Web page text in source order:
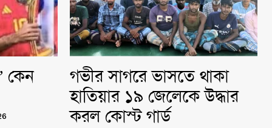
কেন
গভীর সাগরে ভাসতে থাকা
হাতিয়ার ১৯ জেলেকে উদ্ধার
করল কোস্ট গার্ড